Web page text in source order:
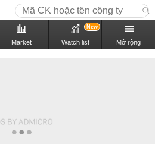
Market Watch list
New
Mở rộng